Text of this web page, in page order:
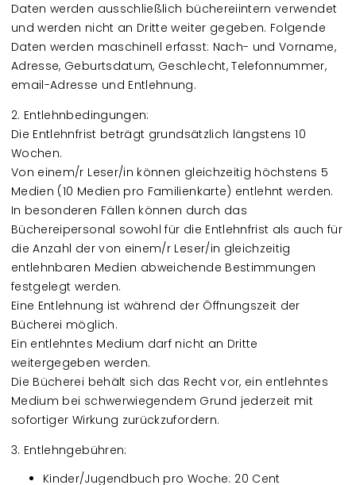
Daten werden ausschließlich büchereiintern verwendet
und werden nicht an Dritte weiter gegeben. Folgende
Daten werden maschinell erfasst: Nach- und Vorname,
Adresse, Geburtsdatum, Geschlecht, Telefonnummer,
email-Adresse und Entlehnung.
2. Entlehnbedingungen:
Die Entlehnfrist beträgt grundsätzlich längstens 10
Wochen.
Von einem/r Leser/in können gleichzeitig höchstens 5
Medien (10 Medien pro Familienkarte) entlehnt werden.
In besonderen Fällen können durch das
Büchereipersonal sowohl für die Entlehnfrist als auch für
die Anzahl der von einem/r Leser/in gleichzeitig
entlehnbaren Medien abweichende Bestimmungen
festgelegt werden.
Eine Entlehnung ist während der Öffnungszeit der
Bücherei möglich.
Ein entlehntes Medium darf nicht an Dritte
weitergegeben werden.
Die Bücherei behält sich das Recht vor, ein entlehntes
Medium bei schwerwiegendem Grund jederzeit mit
sofortiger Wirkung zurückzufordern.
3. Entlehngebühren:
Kinder/Jugendbuch pro Woche: 20 Cent